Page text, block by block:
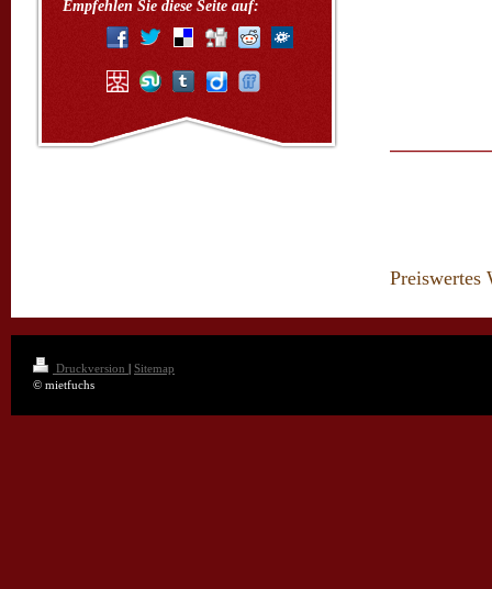
Empfehlen Sie diese Seite auf:
Preiswertes
Druckversion
Sitemap
© mietfuchs